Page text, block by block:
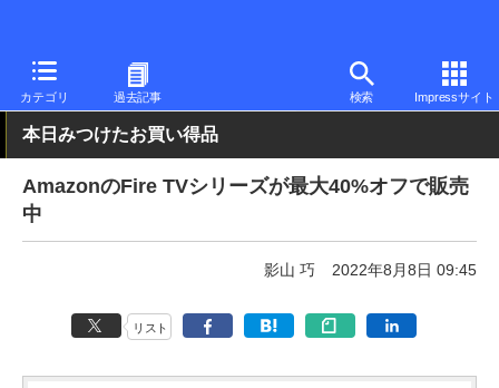
カテゴリ 過去記事 検索 Impressサイト
PC Watch 半導体/周辺機器
本日みつけたお買い得品
AmazonのFire TVシリーズが最大40%オフで販売
中
影山 巧 2022年8月8日 09:45
リスト